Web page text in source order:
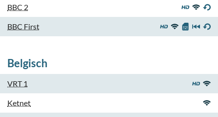
BBC 2
BBC First
Belgisch
VRT 1
Ketnet